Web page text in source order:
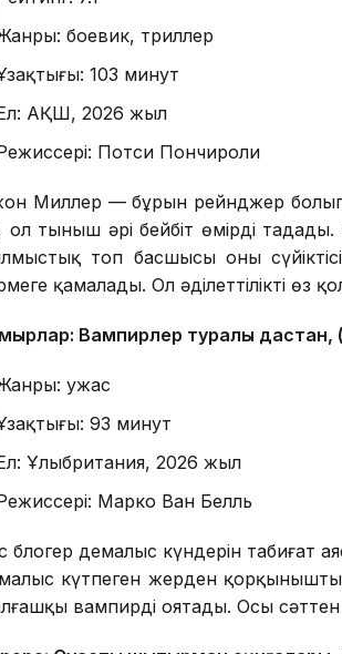
боевик, триллер
103 минут
АҚШ, 2026 жыл
Потси Пончироли
Миллер — бұрын рейнджер болып
ол тыныш әрі бейбіт өмірді
топ басшысы оның
қамалады. Ол әділеттілікті өз
Вампирлер туралы дастан,
ужас
93 минут
Ұлыбритания, 2026 жыл
Марко Ван Белль
блогер демалыс күндерін табиғат
күтпеген жерден қорқынышты
вампирді оятады. Осы